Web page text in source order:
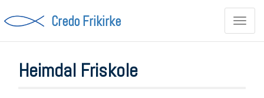
Credo Frikirke
Heimdal Friskole